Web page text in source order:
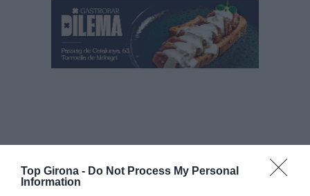
Top Girona - Do Not Process My Personal
Information